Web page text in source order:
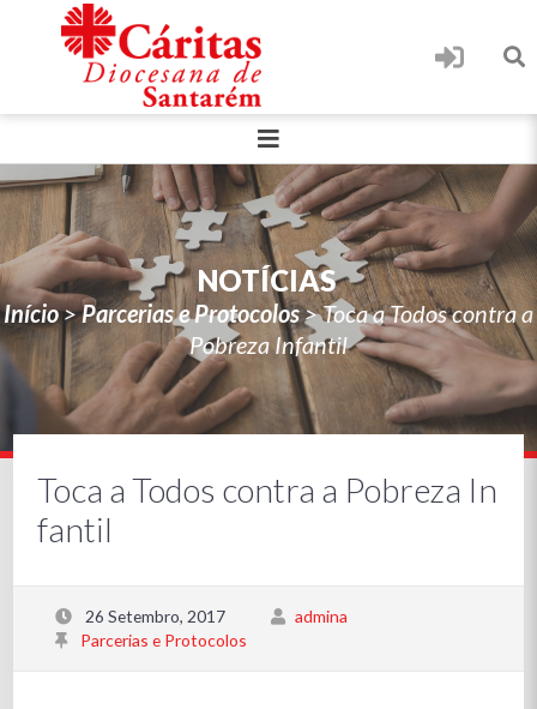
NOTÍCIAS
Início>Parcerias e Protocolos>Toca a Todos contra a
Pobreza Infantil
Toca a Todos contra a Pobreza In
fantil
26 Setembro, 2017
admina
Parcerias e Protocolos